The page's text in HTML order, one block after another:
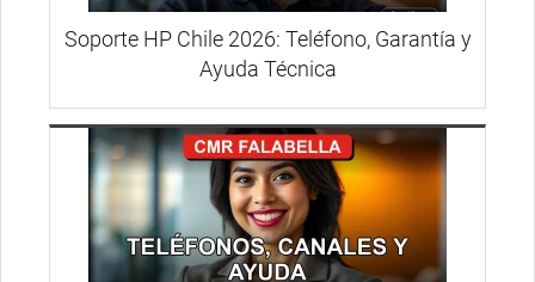
Soporte HP Chile 2026: Teléfono, Garantía y
Ayuda Técnica